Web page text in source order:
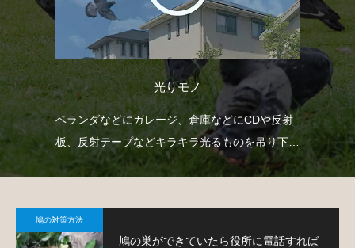
光りモノ
ベランダなどにガレージ、倉庫などにCDや反射
板、反射テープなどキラキラ光るものを吊り下げ
て、鳩を寄り付きにくくするという方法です。
鳩の対策方法
鳩の巣ができていたら役所に電話すれば